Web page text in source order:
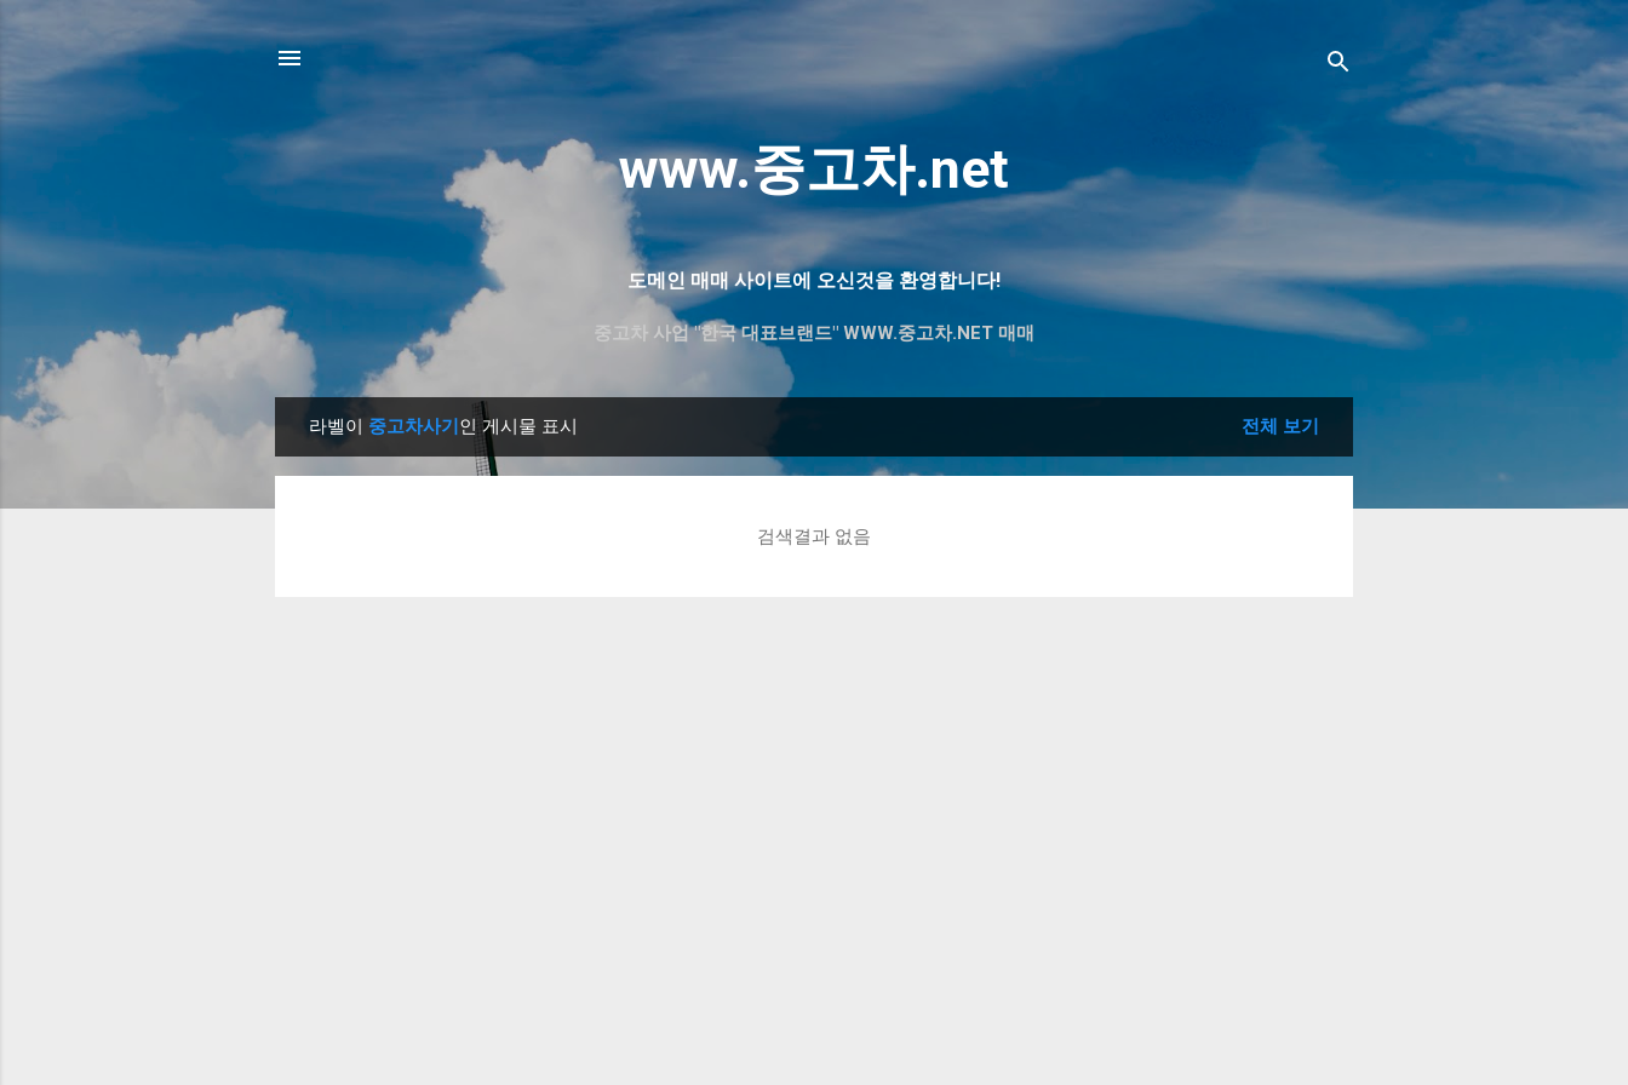
www.중고차.net
도메인 매매 사이트에 오신것을 환영합니다!
중고차 사업 "한국 대표브랜드" WWW.중고차.NET 매매
라벨이 중고차사기인 게시물 표시 전체 보기
검색결과 없음